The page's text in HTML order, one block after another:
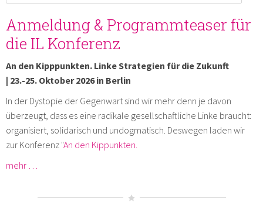
Anmeldung & Programmteaser für
die IL Konferenz
An den Kipppunkten. Linke Strategien für die Zukunft
| 23.-25. Oktober 2026 in Berlin
In der Dystopie der Gegenwart sind wir mehr denn je davon
überzeugt, dass es eine radikale gesellschaftliche Linke braucht:
organisiert, solidarisch und undogmatisch. Deswegen laden wir
zur Konferenz "An den Kippunkten.
mehr …